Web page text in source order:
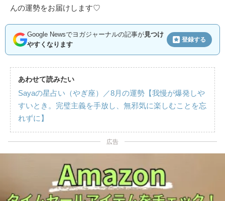
んの運勢をお届けします♡
Google Newsでヨガジャーナルの記事が見つけ
やすくなります
登録する
あわせて読みたい
Sayaの星占い（やぎ座）／8月の運勢【我慢が爆発しや
すいとき。完璧主義を手放し、無邪気に楽しむことを忘
れずに】
広告